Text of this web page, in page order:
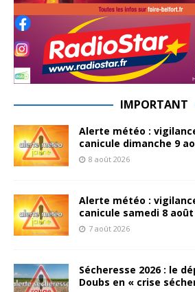
IMPORTANT
Alerte météo :
canicule dimanche 9
8 août 2026
Alerte météo :
canicule samedi 8 août
7 août 2026
Sécheresse 2026 : le
Doubs en « crise